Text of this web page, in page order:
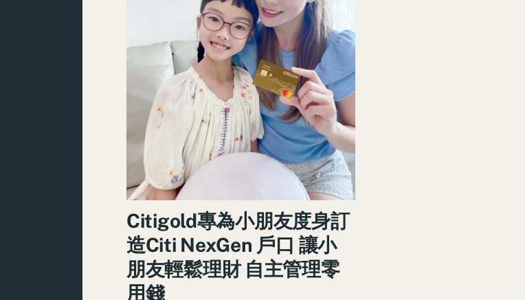
Citigold專為小朋友度身訂
造Citi NexGen 戶口 讓小
朋友輕鬆理財 自主管理零
用錢